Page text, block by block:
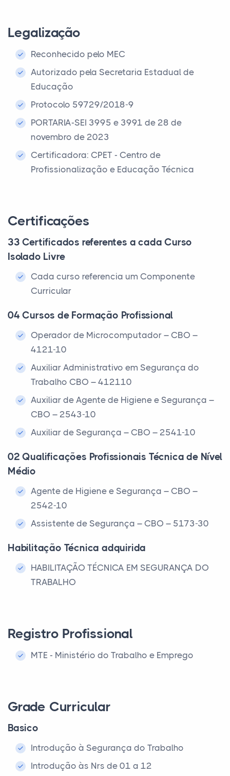
Legalização
Reconhecido pelo MEC
Autorizado pela Secretaria Estadual de
Educação
Protocolo 59729/2018-9
PORTARIA-SEI 3995 e 3991 de 28 de
novembro de 2023
Certificadora: CPET - Centro de
Profissionalização e Educação Técnica
Certificações
33 Certificados referentes a cada Curso
Isolado Livre
Cada curso referencia um Componente
Curricular
04 Cursos de Formação Profissional
Operador de Microcomputador – CBO –
4121-10
Auxiliar Administrativo em Segurança do
Trabalho CBO – 412110
Auxiliar de Agente de Higiene e Segurança –
CBO – 2543-10
Auxiliar de Segurança – CBO – 2541-10
02 Qualificações Profissionais Técnica de Nível
Médio
Agente de Higiene e Segurança – CBO –
2542-10
Assistente de Segurança – CBO – 5173-30
Habilitação Técnica adquirida
HABILITAÇÃO TÉCNICA EM SEGURANÇA DO
TRABALHO
Registro Profissional
MTE - Ministério do Trabalho e Emprego
Grade Curricular
Basico
Introdução à Segurança do Trabalho
Introdução às Nrs de 01 a 12